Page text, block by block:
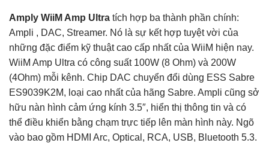
Amply WiiM Amp Ultra tích hợp ba thành phần chính:
Ampli , DAC, Streamer. Nó là sự kết hợp tuyệt vời của
những đặc điểm kỹ thuật cao cấp nhất của WiiM hiện nay.
WiiM Amp Ultra có công suất 100W (8 Ohm) và 200W
(4Ohm) mỗi kênh. Chip DAC chuyển đổi dùng ESS Sabre
ES9039K2M, loại cao nhất của hãng Sabre. Ampli cũng sở
hữu nàn hình cảm ứng kính 3.5″, hiển thị thông tin và có
thể điều khiển bằng chạm trực tiếp lên màn hình này. Ngõ
vào bao gồm HDMI Arc, Optical, RCA, USB, Bluetooth 5.3.